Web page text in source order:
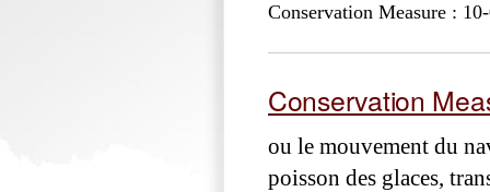
Conservation Measure :
Conservation
ou le mouvement du
poisson des glaces,